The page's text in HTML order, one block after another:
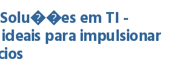
em TI -
para impulsionar